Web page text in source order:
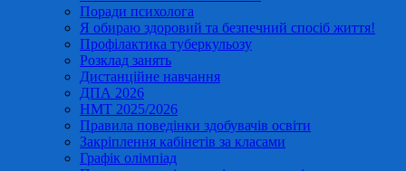
Поради психолога
Я обираю здоровий та безпечний спосіб життя!
Профілактика туберкульозу
Розклад занять
Дистанційне навчання
ДПА 2026
НМТ 2025/2026
Правила поведінки здобувачів освіти
Закріплення кабінетів за класами
Графік олімпіад